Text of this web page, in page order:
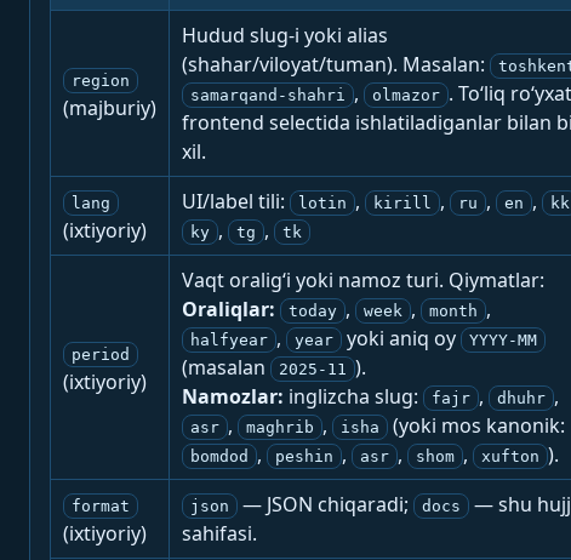
region
(majburiy)
Hudud slug-i yoki alias
(shahar/viloyat/tuman). Masalan:
samarqand-shahri , olmazor . To‘liq ro‘yxat
frontend selectida ishlatiladiganlar bilan
xil.
lang
(ixtiyoriy)
UI/label tili: lotin , kirill , ru , en , kk
ky , tg , tk
period
(ixtiyoriy)
Vaqt oralig‘i yoki namoz turi. Qiymatlar:
Oraliqlar:
today , week , month ,
halfyear , year yoki aniq oy YYYY-MM
(masalan 2025-11 ).
Namozlar: inglizcha slug: fajr , dhuhr ,
asr , maghrib , isha (yoki mos kanonik:
bomdod , peshin , asr , shom , xufton ).
format
(ixtiyoriy)
json — JSON chiqaradi; docs
— shu
sahifasi.